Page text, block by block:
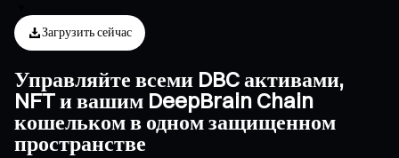
Загрузить сейчас
Управляйте всеми DBC активами,
NFT и вашим DeepBrain Chain
кошельком в одном защищенном
пространстве